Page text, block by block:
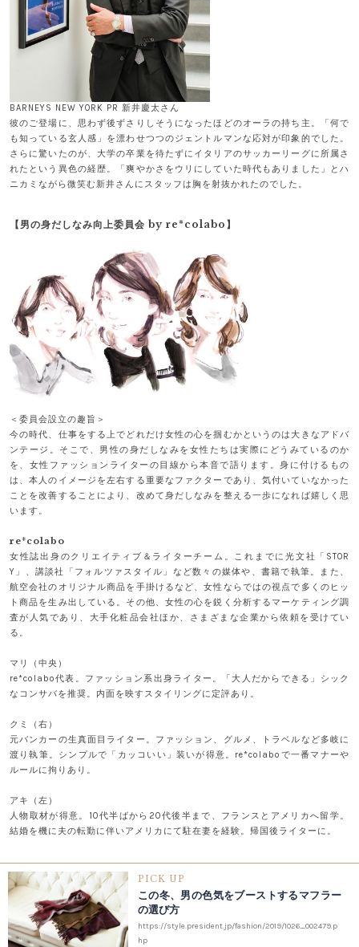
BARNEYS NEW YORK PR 新井慶太さん
彼のご登場に、思わず後ずさりしそうになったほどのオーラの持ち主。「何で
も知っている玄人感」を漂わせつつのジェントルマンな応対が印象的でした。
さらに驚いたのが、大学の卒業を待たずにイタリアのサッカーリーグに所属さ
れたという異色の経歴。「爽やかさをウリにしていた時代もありました」とハ
ニカミながら微笑む新井さんにスタッフは胸を射抜かれたのでした。
【男の身だしなみ向上委員会 by re*colabo】
＜委員会設立の趣旨＞
今の時代、仕事をする上でどれだけ女性の心を掴むかというのは大きなアドバ
ンテージ。そこで、男性の身だしなみを女性たちは実際にどうみているのか
を、女性ファッションライターの目線から本音で語ります。身に付けるもの
は、本人のイメージを左右する重要なファクターであり、気付いていなかった
ことを改善することにより、改めて身だしなみを整える一歩になれば嬉しく思
います。
re*colabo
女性誌出身のクリエイティブ＆ライターチーム。これまでに光文社「STOR
Y」、講談社「フォルツァスタイル」など数々の媒体や、書籍で執筆。また、
航空会社のオリジナル商品を手掛けるなど、女性ならではの視点で多くのヒッ
ト商品を生み出している。その他、女性の心を鋭く分析するマーケティング調
査が人気であり、大手化粧品会社ほか、さまざまな企業から依頼を受けてい
る。
マリ（中央）
re*colabo代表。ファッション系出身ライター。「大人だからできる」シック
なコンサバを推奨。内面を映すスタイリングに定評あり。
クミ（右）
元バンカーの生真面目ライター。ファッション、グルメ、トラベルなど多岐に
渡り執筆。シンプルで「カッコいい」装いが得意。re*colaboで一番マナーや
ルールに拘りあり。
アキ（左）
人物取材が得意。10代半ばから20代後半まで、フランスとアメリカへ留学。
結婚を機に夫の転勤に伴いアメリカにて駐在妻を経験。帰国後ライターに。
PICK UP
この冬、男の色気をブーストするマフラー
の選び方
https://style.president.jp/fashion/2019/1026_002479.p
hp